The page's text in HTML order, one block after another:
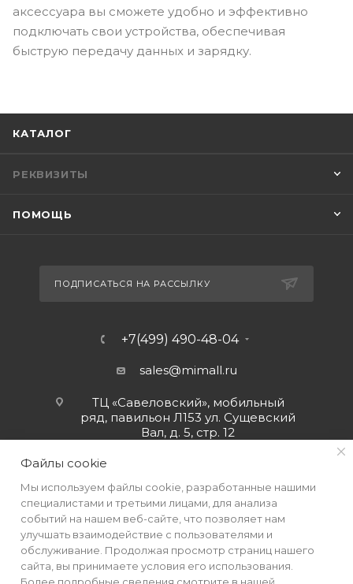
аксессуара вы сможете удобно и эффективно
подключать свои устройства, обеспечивая
быструю передачу данных и зарядку.
КАТАЛОГ
РЕКВИЗИТЫ
ПОМОЩЬ
ПОДПИСАТЬСЯ НА РАССЫЛКУ
+7(499) 490-48-04
sales@mimall.ru
ТЦ «Савеловский», мобильный
ряд, павильон Л153 ул. Сущевский
Вал, д. 5, стр. 12
Файлы cookie
Мы используем файлы cookie, разработанные нашими
специалистами и третьими лицами, для анализа
событий на нашем веб-сайте, что позволяет нам
улучшать взаимодействие с пользователями и
обслуживание. Продолжая просмотр страниц нашего
сайта, вы принимаете условия его использования.